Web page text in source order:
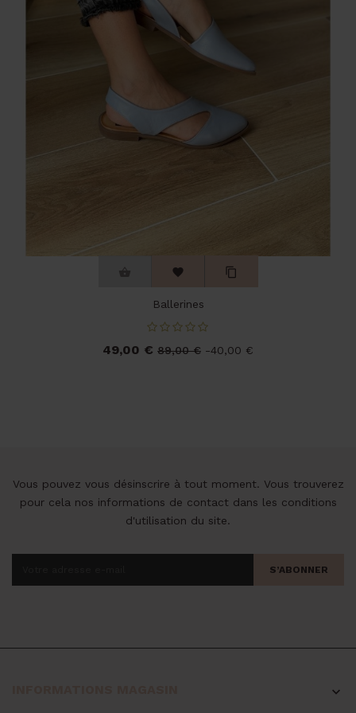
  
Ballerines
Prix
49,00 € Prix
89,00 € -40,00 €
Vous pouvez vous désinscrire à tout moment. Vous trouverez
pour cela nos informations de contact dans les conditions
d'utilisation du site.
S’ABONNER
